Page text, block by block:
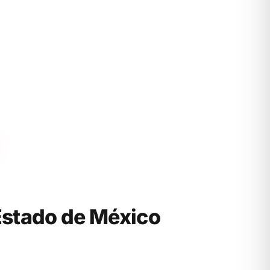
de México